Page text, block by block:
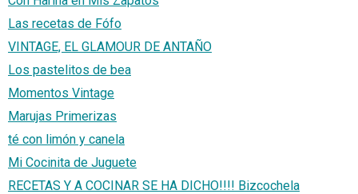
Las recetas de Fófo
VINTAGE, EL GLAMOUR DE ANTAÑO
Los pastelitos de bea
Momentos Vintage
Marujas Primerizas
té con limón y canela
Mi Cocinita de Juguete
RECETAS Y A COCINAR SE HA DICHO!!!! Bizcochela